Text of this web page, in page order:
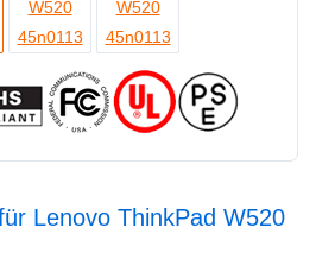
Lenovo ThinkPad W520